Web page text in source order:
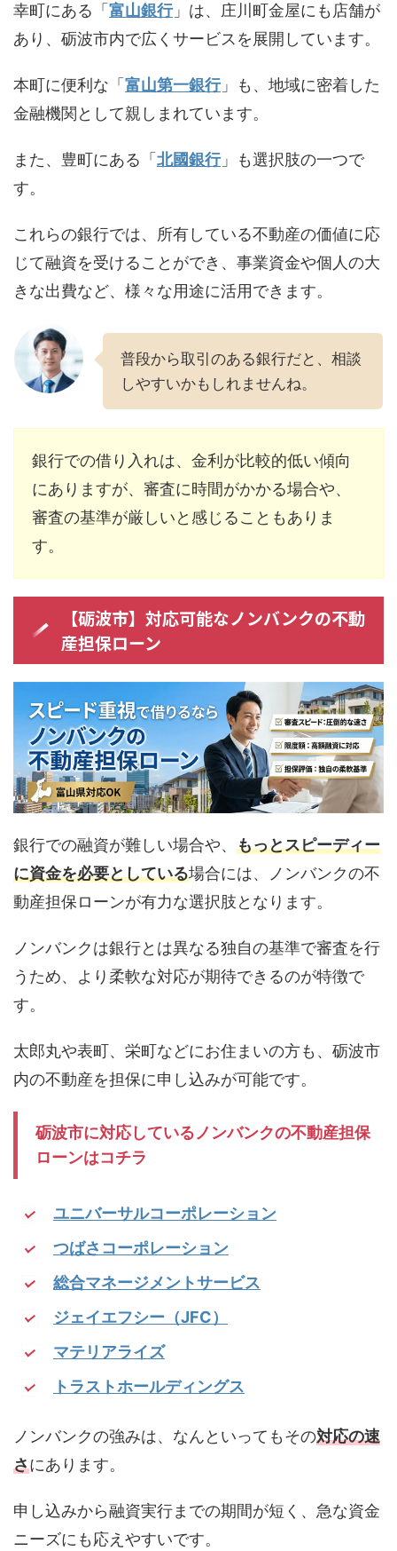
幸町にある「 富山銀行」は、庄川町金屋にも店舗が
あり、砺波市内で広くサービスを展開しています。
本町に便利な「 富山第一銀行」も、地域に密着した
金融機関として親しまれています。
また、豊町にある「 北國銀行」も選択肢の一つで
す。
これらの銀行では、所有している不動産の価値に応
じて融資を受けることができ、事業資金や個人の大
きな出費など、様々な用途に活用できます。
普段から取引のある銀行だと、相談
しやすいかもしれませんね。
銀行での借り入れは、金利が比較的低い傾向
にありますが、審査に時間がかかる場合や、
審査の基準が厳しいと感じることもありま
す。
【砺波市】対応可能なノンバンクの不動
産担保ローン
銀行での融資が難しい場合や、 もっとスピーディー
に資金を必要としている場合には、ノンバンクの不
動産担保ローンが有力な選択肢となります。
ノンバンクは銀行とは異なる独自の基準で審査を行
うため、より柔軟な対応が期待できるのが特徴で
す。
太郎丸や表町、栄町などにお住まいの方も、砺波市
内の不動産を担保に申し込みが可能です。
砺波市に対応しているノンバンクの不動産担保
ローンはコチラ
ユニバーサルコーポレーション
つばさコーポレーション
総合マネージメントサービス
ジェイエフシー（JFC）
マテリアライズ
トラストホールディングス
ノンバンクの強みは、なんといってもその対応の速
さにあります。
申し込みから融資実行までの期間が短く、急な資金
ニーズにも応えやすいです。